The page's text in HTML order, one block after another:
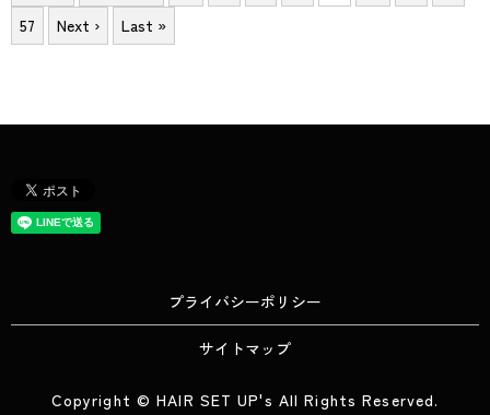
57
Next › Last »
プライバシーポリシー
サイトマップ
Copyright © HAIR SET UP's All Rights Reserved.